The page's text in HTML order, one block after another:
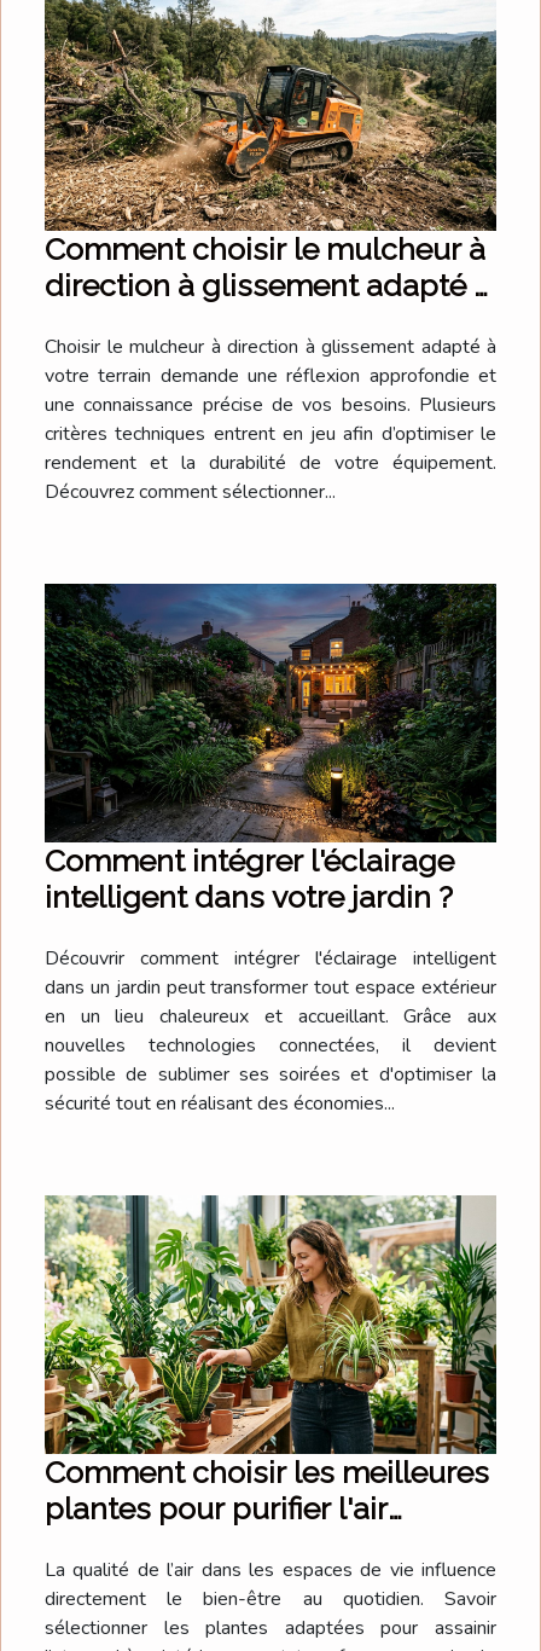
Comment choisir le mulcheur à
direction à glissement adapté à
Choisir le mulcheur à direction à glissement adapté à
votre terrain demande une réflexion approfondie et
une connaissance précise de vos besoins. Plusieurs
critères techniques entrent en jeu afin d’optimiser le
rendement et la durabilité de votre équipement.
Découvrez comment sélectionner...
Comment intégrer l'éclairage
intelligent dans votre jardin ?
Découvrir comment intégrer l'éclairage intelligent
dans un jardin peut transformer tout espace extérieur
en un lieu chaleureux et accueillant. Grâce aux
nouvelles technologies connectées, il devient
possible de sublimer ses soirées et d'optimiser la
sécurité tout en réalisant des économies...
Comment choisir les meilleures
plantes pour purifier l'air
La qualité de l’air dans les espaces de vie influence
directement le bien-être au quotidien. Savoir
sélectionner les plantes adaptées pour assainir